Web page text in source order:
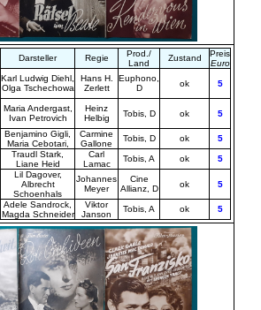
Darsteller Regie
Prod./
Land
Zustand
Preis
Euro
Karl Ludwig Diehl,
Olga Tschechowa
Hans H.
Zerlett
Euphono,
D
ok 5
Maria Andergast,
Ivan Petrovich
Heinz
Helbig
Tobis, D ok 5
Benjamino Gigli,
Maria Cebotari,
Carmine
Gallone
Tobis, D ok
5
Traudl Stark,
Liane Heid
Carl
Lamac
Tobis, A ok 5
Lil Dagover,
Albrecht
Schoenhals
Johannes
Meyer
Cine
Allianz, D
ok 5
Adele Sandrock,
Magda Schneider
Viktor
Janson
Tobis, A ok 5